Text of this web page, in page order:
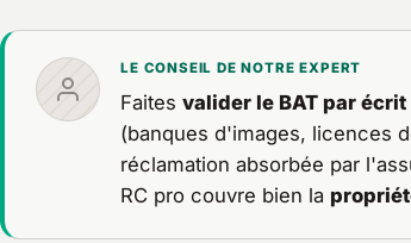
LE CONSEIL DE NOTRE EXPERT
Faitesvalider le BAT par écrit
(banques d'images, licences
réclamation absorbée par
RC pro couvre bien la